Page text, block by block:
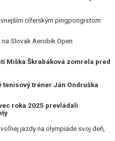
cíferským pingpongistom
Slovak Aerobik Open
Miška Škrabáková zomrela pred
tréner Ján Ondruška
roka 2025 prevládali
jazdy na olympiáde svoj deň,